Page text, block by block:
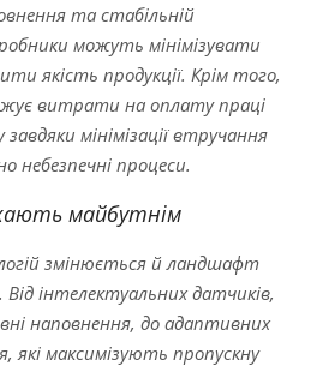
та стабільній
можуть мінімізувати
якість продукції. Крім того,
витрати на оплату праці
мінімізації втручання
небезпечні процеси.
майбутнім
змінюється й ландшафт
інтелектуальних датчиків,
наповнення, до адаптивних
які максимізують пропускну